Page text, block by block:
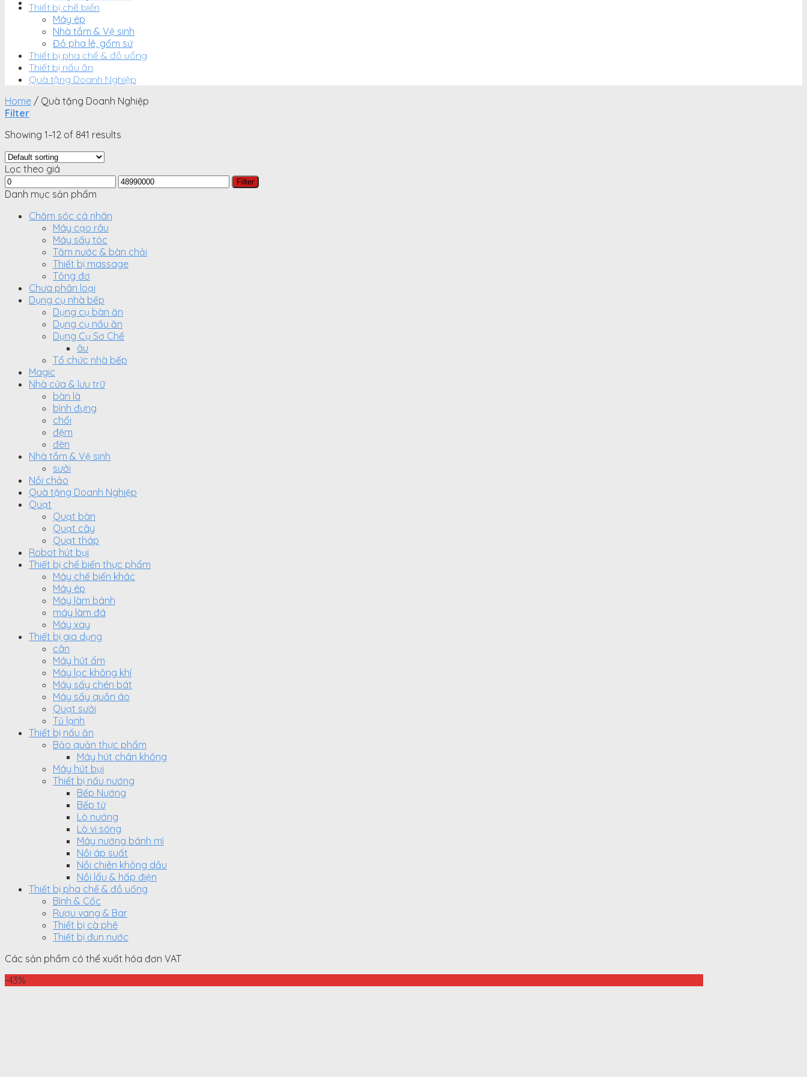
Thiết bị chế biến
Máy ép
Nhà tắm & Vệ sinh
Đồ pha lê, gốm sứ
Thiết bị pha chế & đồ uống
Thiết bị nấu ăn
Quà tặng Doanh Nghiệp
Home / Quà tặng Doanh Nghiệp
Filter
Showing 1–12 of 841 results
Lọc theo giá
Min
price
Max
Filter
Danh mục sản phẩm
Chăm sóc cá nhân
Máy cạo râu
Máy sấy tóc
Tăm nước & bàn chải
Thiết bị massage
Tông đơ
Chưa phân loại
Dụng cụ nhà bếp
Dụng cụ bàn ăn
Dụng cụ nấu ăn
Dụng Cụ Sơ Chế
âu
Tổ chức nhà bếp
Magic
Nhà cửa & lưu trữ
bàn là
bình đựng
chổi
đệm
đèn
Nhà tắm & Vệ sinh
sưởi
Nồi chảo
Quà tặng Doanh Nghiệp
Quạt
Quạt bàn
Quạt cây
Quạt tháp
Robot hút bụi
Thiết bị chế biến thực phẩm
Máy chế biến khác
Máy ép
Máy làm bánh
máy làm đá
Máy xay
Thiết bị gia dụng
cân
Máy hút ẩm
Máy lọc không khí
Máy sấy chén bát
Máy sấy quần áo
Quạt sưởi
Tủ lạnh
Thiết bị nấu ăn
Bảo quản thực phẩm
Máy hút chân không
Máy hút bụi
Thiết bị nấu nướng
Bếp Nướng
Bếp từ
Lò nướng
Lò vi sóng
Máy nướng bánh mì
Nồi áp suất
Nồi chiên không dầu
Nồi lẩu & hấp điện
Thiết bị pha chế & đồ uống
Bình & Cốc
Rượu vang & Bar
Thiết bị cà phê
Thiết bị đun nước
Các sản phẩm có thể xuất hóa đơn VAT
-43%